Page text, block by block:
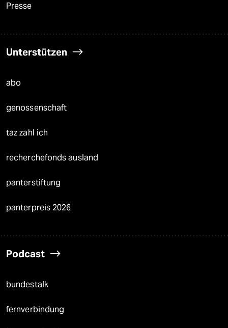
Presse
Unterstützen
abo
genossenschaft
taz zahl ich
recherchefonds ausland
panterstiftung
panterpreis 2026
Podcast
bundestalk
fernverbindung